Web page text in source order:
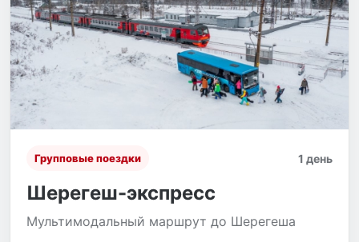
Групповые поездки 1 день
Шерегеш-экспресс
Мультимодальный маршрут до Шерегеша